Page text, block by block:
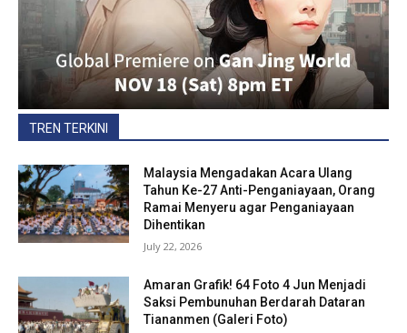
TREN TERKINI
Malaysia Mengadakan Acara Ulang
Tahun Ke-27 Anti-Penganiayaan, Orang
Ramai Menyeru agar Penganiayaan
Dihentikan
July 22, 2026
Amaran Grafik! 64 Foto 4 Jun Menjadi
Saksi Pembunuhan Berdarah Dataran
Tiananmen (Galeri Foto)